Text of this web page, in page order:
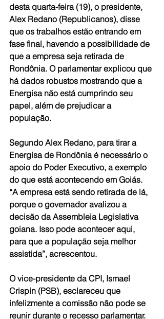
desta quarta-feira (19), o presidente,
Alex Redano (Republicanos), disse
que os trabalhos estão entrando em
fase final, havendo a possibilidade de
que a empresa seja retirada de
Rondônia. O parlamentar explicou que
há dados robustos mostrando que a
Energisa não está cumprindo seu
papel, além de prejudicar a
população.
Segundo Alex Redano, para tirar a
Energisa de Rondônia é necessário o
apoio do Poder Executivo, a exemplo
do que está acontecendo em Goiás.
“A empresa está sendo retirada de lá,
porque o governador avalizou a
decisão da Assembleia Legislativa
goiana. Isso pode acontecer aqui,
para que a população seja melhor
assistida”, acrescentou.
O vice-presidente da CPI, Ismael
Crispin (PSB), esclareceu que
infelizmente a comissão não pode se
reunir durante o recesso parlamentar.